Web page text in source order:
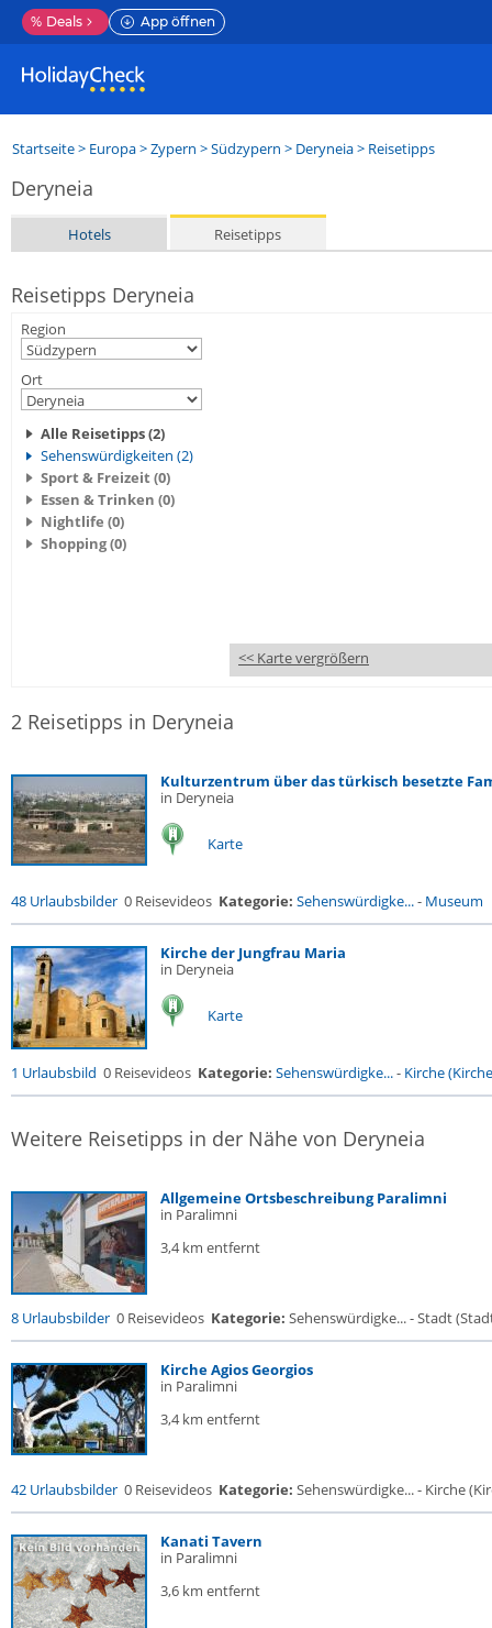
% Deals App öffnen
Startseite> Europa>Zypern >Südzypern > Deryneia> Reisetipps
Deryneia
Hotels Reisetipps
Reisetipps Deryneia
Region
Ort
Alle Reisetipps (2)
Sehenswürdigkeiten (2)
Sport & Freizeit (0)
Essen & Trinken (0)
Nightlife (0)
Shopping (0)
<< Karte vergrößern
2 Reisetipps in Deryneia
Kulturzentrum über das türkisch besetzte
in Deryneia
Karte
48 Urlaubsbilder 0 Reisevideos Kategorie: Sehenswürdigke...- Museum
Kirche der Jungfrau Maria
in Deryneia
Karte
1 Urlaubsbild 0 Reisevideos Kategorie: Sehenswürdigke...- Kirche
Weitere Reisetipps in der Nähe von Deryneia
Allgemeine Ortsbeschreibung Paralimni
in Paralimni
3,4 km entfernt
8 Urlaubsbilder 0 Reisevideos Kategorie: Sehenswürdigke... - Stadt
Kirche Agios Georgios
in Paralimni
3,4 km entfernt
42 Urlaubsbilder 0 Reisevideos Kategorie: Sehenswürdigke... - Kirche
Kanati Tavern
in Paralimni
3,6 km entfernt